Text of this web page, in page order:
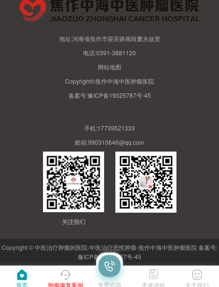
地址:河南省焦作市迎宾路南段董永故里
电话:0391-3881120
网站地图
Copyright©焦作中海中医肿瘤医院
备案号:豫ICP备19025787号-45
手机:17739521333
邮箱:990310646@qq.com
Copyright © 中医治疗肿瘤的医院-中医治疗恶性肿瘤-焦作中海中医肿瘤医院 备案号:
豫ICP备19025787号-45
首页 肿瘤康复案例 免费咨询 患者评价 关于我们